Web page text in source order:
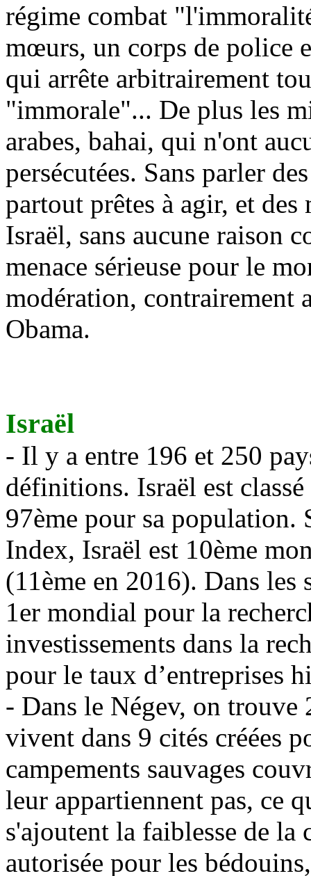
régime combat
mœurs, un corps de police
qui arrête arbitrairement
"immorale"... De plus les
arabes, bahai, qui n'ont
persécutées. Sans parler
partout prêtes à agir, et des
Israël, sans aucune raison
menace sérieuse pour le
modération, contrairement
Obama.
Israël
- Il y a entre 196 et 250
définitions. Israël est
97ème pour sa
Index, Israël est 10ème
(11ème en 2016). Dans les
1er mondial pour la
investissements dans la
pour le taux d’entreprises
- Dans le Négev, on trouve
vivent dans 9 cités créées
campements sauvages
leur appartiennent pas, ce
s'ajoutent la faiblesse de
autorisée pour les